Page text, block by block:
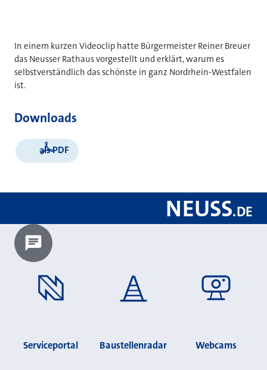
In einem kurzen Videoclip hatte Bürgermeister Reiner Breuer
das Neusser Rathaus vorgestellt und erklärt, warum es
selbstverständlich das schönste in ganz Nordrhein-Westfalen
ist.
Downloads
als PDF
NEUSS.DE
Chatbot laden?
Serviceportal Baustellenradar Webcams